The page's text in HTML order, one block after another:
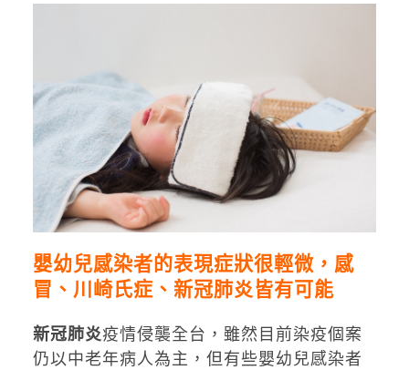
嬰幼兒感染者的表現症狀很輕微，感
冒、 川崎氏症、新冠肺炎皆有可能
新冠肺炎疫情侵襲全台，雖然目前染疫個案
仍以中老年病人為主，但有些嬰幼兒感染者